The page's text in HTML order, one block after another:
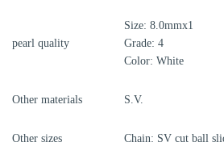
pearl quality
Size: 8.0mmx1
Grade: 4
Color: White
Other materials S.V.
Other sizes Chain: SV cut ball